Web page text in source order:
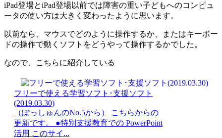
iPad登場とiPad登場以前では障害の重い子どもへのコンピュ
ータの使い方は大きく変わったように思います。
以前なら、マウスでどのように操作するか、またはキーボー
ドの操作で動くソフトをどうやって操作するかでした。
なので、こちらに紹介している
フリーで使える学習ソフト･支援ソフト
(2019.03.30)
（ぽっしゅんのNo.5から） こちらからの
更新です。 ●特別支援教育での PowerPoint
活用 このサイ...